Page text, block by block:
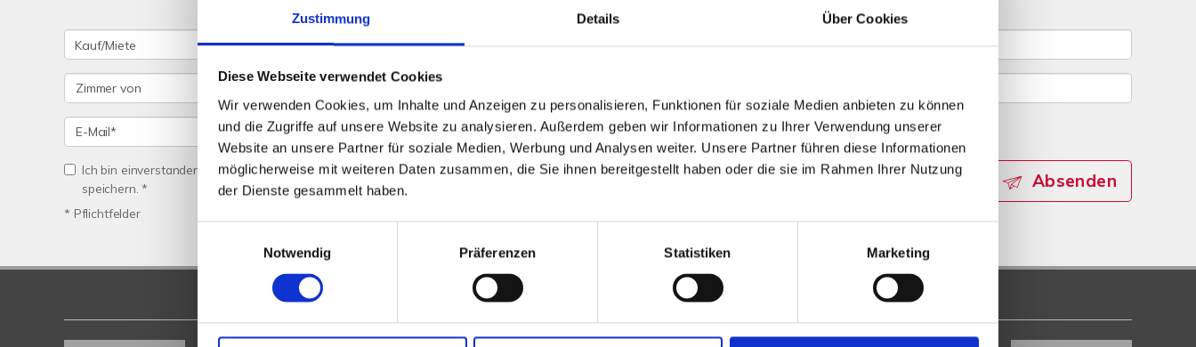
Zustimmung Details Über Cookies
Diese Webseite verwendet Cookies
Wir verwenden Cookies, um Inhalte und Anzeigen zu personalisieren, Funktionen für soziale Medien anbieten zu können
und die Zugriffe auf unsere Website zu analysieren. Außerdem geben wir Informationen zu Ihrer Verwendung unserer
Website an unsere Partner für soziale Medien, Werbung und Analysen weiter. Unsere Partner führen diese Informationen
möglicherweise mit weiteren Daten zusammen, die Sie ihnen bereitgestellt haben oder die sie im Rahmen Ihrer Nutzung
der Dienste gesammelt haben.
Notwendig
Präferenzen Statistiken Marketing
Ich bin einverstanden, dass Sie mich per Telefon/E-Mail kontaktieren und meine Daten
speichern. *
* Pflichtfelder
Absenden
UNSERE PARTNER & AUSZEICHNUNGEN